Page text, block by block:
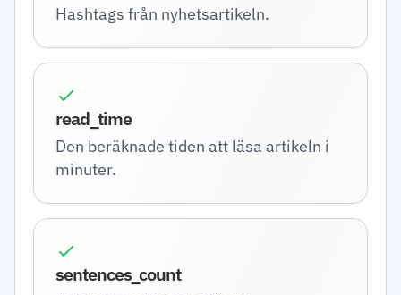
Hashtags från nyhetsartikeln.
read_time
Den beräknade tiden att läsa artikeln i
minuter.
sentences_count